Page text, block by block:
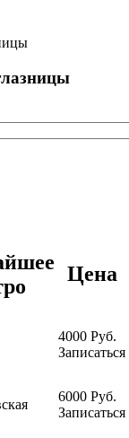
Цена
4000 Руб.
Записаться
6000 Руб.
Записаться